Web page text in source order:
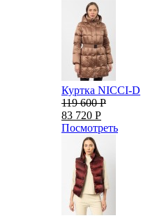
Куртка NICCI-D
119 600 Р
83 720 Р
Посмотреть